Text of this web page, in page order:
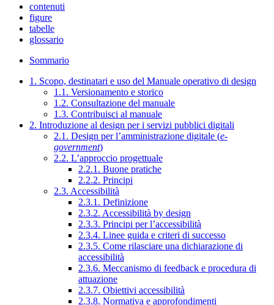
contenuti
figure
tabelle
glossario
Sommario
1. Scopo, destinatari e uso del Manuale operativo di design
1.1. Versionamento e storico
1.2. Consultazione del manuale
1.3. Contribuisci al manuale
2. Introduzione al design per i servizi pubblici digitali
2.1. Design per l’amministrazione digitale (e-
government)
2.2. L’approccio progettuale
2.2.1. Buone pratiche
2.2.2. Principi
2.3. Accessibilità
2.3.1. Definizione
2.3.2. Accessibilità by design
2.3.3. Principi per l’accessibilità
2.3.4. Linee guida e criteri di successo
2.3.5. Come rilasciare una dichiarazione di
accessibilità
2.3.6. Meccanismo di feedback e procedura di
attuazione
2.3.7. Obiettivi accessibilità
2.3.8. Normativa e approfondimenti